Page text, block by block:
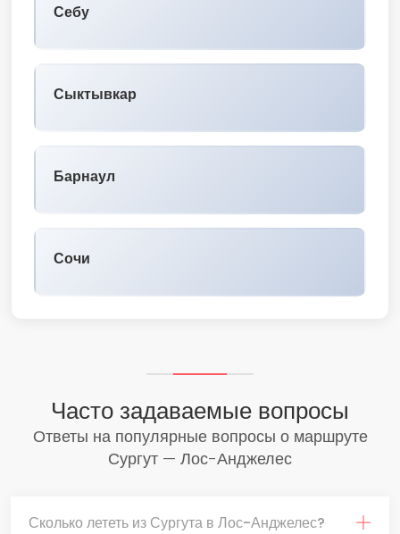
Себу
Сыктывкар
Барнаул
Сочи
Часто задаваемые вопросы
Ответы на популярные вопросы о маршруте
Сургут — Лос-Анджелес
Сколько лететь из Сургута в Лос-Анджелес?